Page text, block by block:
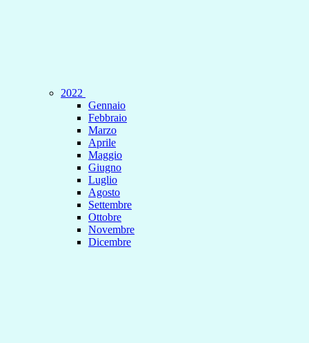
2022
Gennaio
Febbraio
Marzo
Aprile
Maggio
Giugno
Luglio
Agosto
Settembre
Ottobre
Novembre
Dicembre